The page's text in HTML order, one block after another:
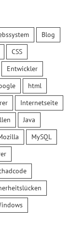
Blog
CSS
Entwickler
html
Internetseite
Java
MySQL